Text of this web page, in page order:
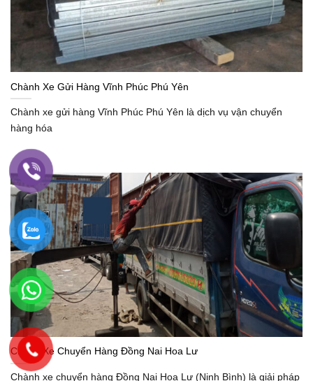
Chành Xe Gửi Hàng Vĩnh Phúc Phú Yên
Chành xe gửi hàng Vĩnh Phúc Phú Yên là dịch vụ vận chuyển
hàng hóa
Chành Xe Chuyển Hàng Đồng Nai Hoa Lư
Chành xe chuyển hàng Đồng Nai Hoa Lư (Ninh Bình) là giải pháp